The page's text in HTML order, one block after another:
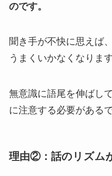
のです。
聞き手が不快に思えば
うまくいかなくなります
無意識に語尾を伸ばし
に注意する必要がある
理由②：話のリズム